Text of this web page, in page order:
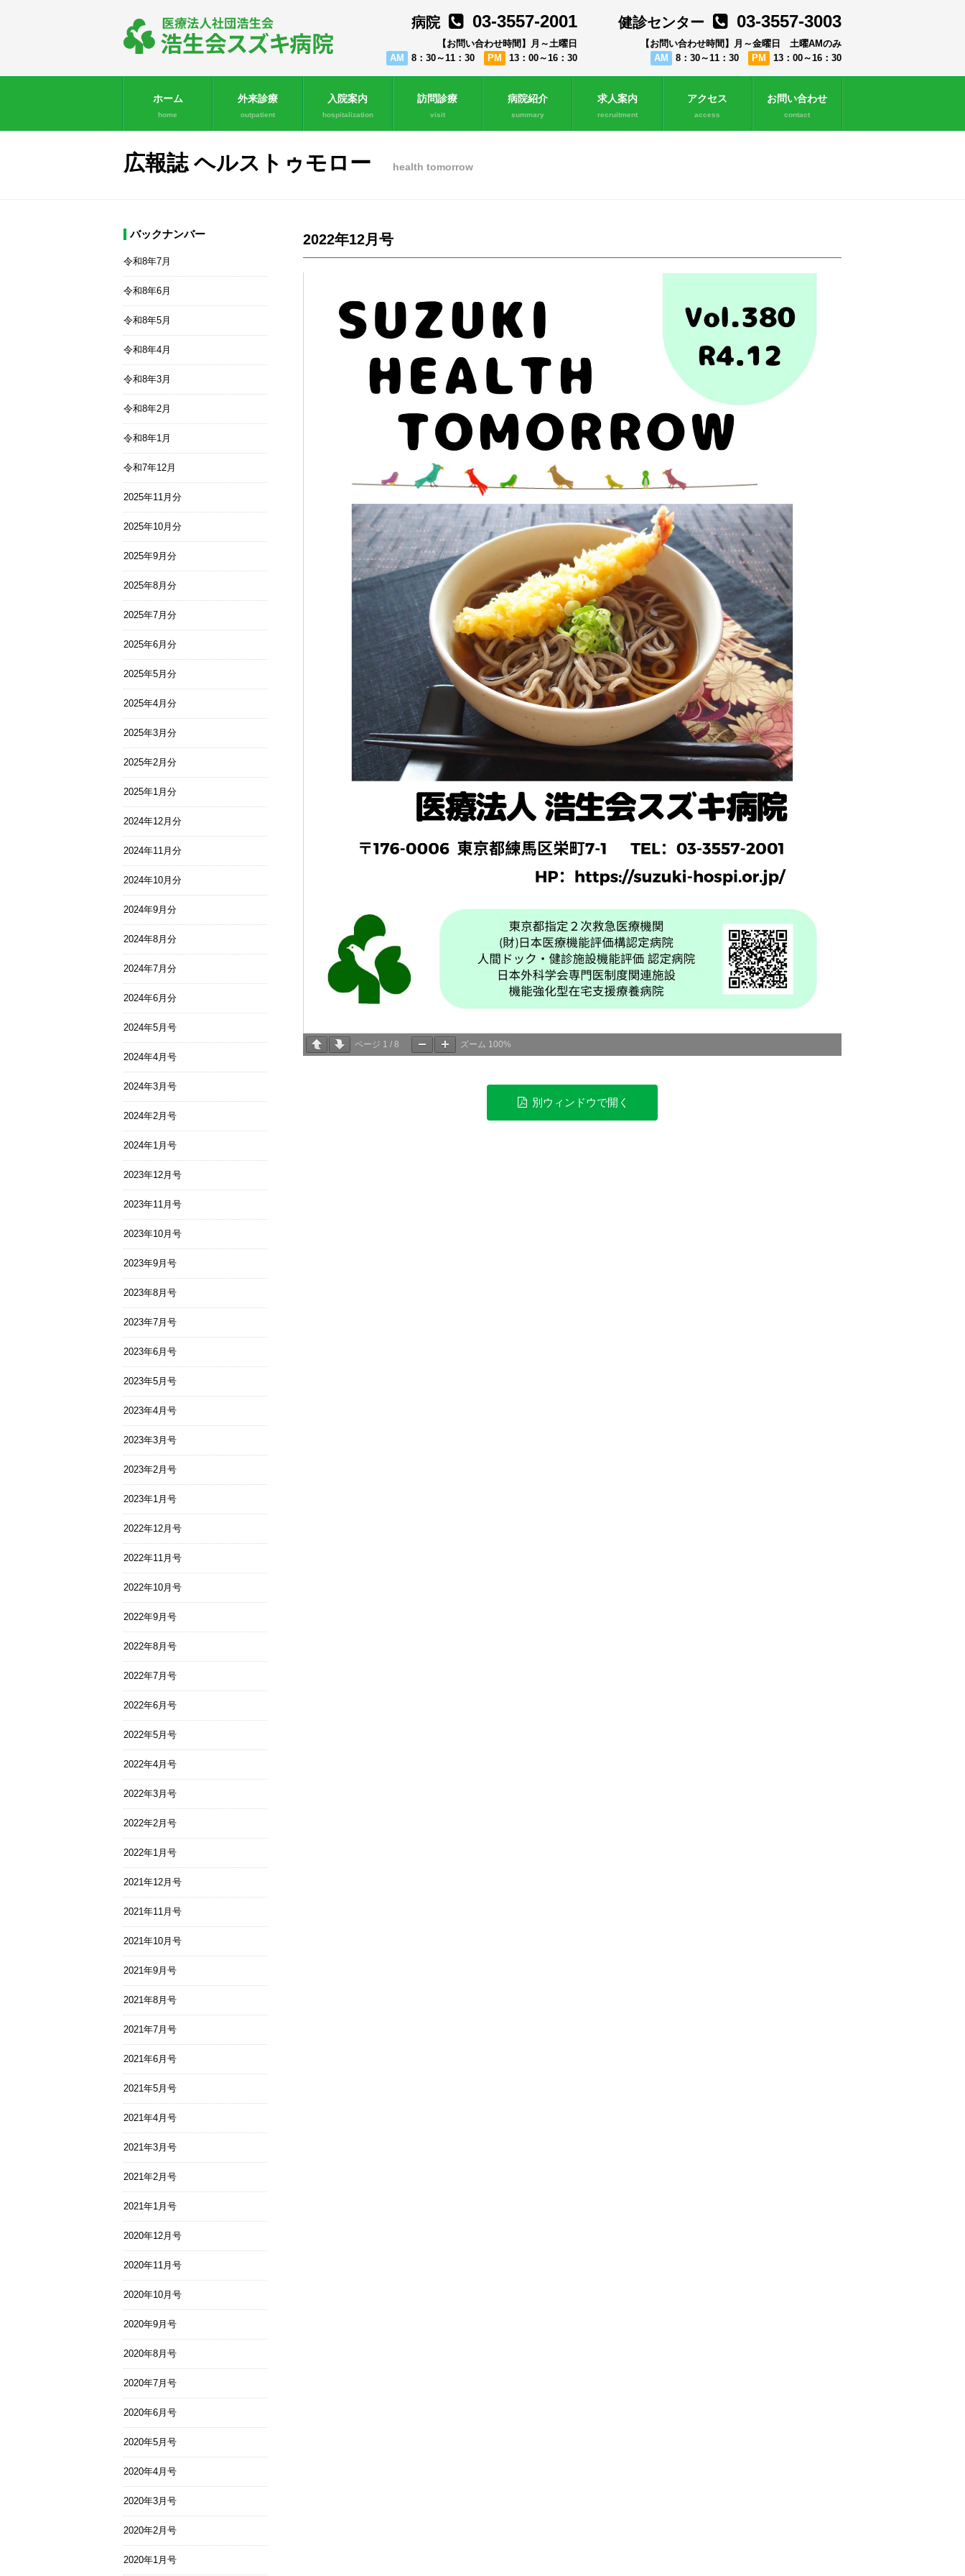
病院 03-3557-2001
【お問い合わせ時間】月～土曜日
AM
8：30～11：30 PM 13：00～16：30
健診センター 03-3557-3003
【お問い合わせ時間】月～金曜日 土曜AMのみ
AM
8：30～11：30 PM 13：00～16：30
ホーム
home
外来診療
outpatient
入院案内
hospitalization
訪問診療
visit
病院紹介
summary
求人案内
recruitment
アクセス
access
お問い合わせ
contact
広報誌 ヘルストゥモロー health tomorrow
2022年12月号
ページ 1 / 8 ズーム 100%
別ウィンドウで開く
バックナンバー
令和8年7月
令和8年6月
令和8年5月
令和8年4月
令和8年3月
令和8年2月
令和8年1月
令和7年12月
2025年11月分
2025年10月分
2025年9月分
2025年8月分
2025年7月分
2025年6月分
2025年5月分
2025年4月分
2025年3月分
2025年2月分
2025年1月分
2024年12月分
2024年11月分
2024年10月分
2024年9月分
2024年8月分
2024年7月分
2024年6月分
2024年5月号
2024年4月号
2024年3月号
2024年2月号
2024年1月号
2023年12月号
2023年11月号
2023年10月号
2023年9月号
2023年8月号
2023年7月号
2023年6月号
2023年5月号
2023年4月号
2023年3月号
2023年2月号
2023年1月号
2022年12月号
2022年11月号
2022年10月号
2022年9月号
2022年8月号
2022年7月号
2022年6月号
2022年5月号
2022年4月号
2022年3月号
2022年2月号
2022年1月号
2021年12月号
2021年11月号
2021年10月号
2021年9月号
2021年8月号
2021年7月号
2021年6月号
2021年5月号
2021年4月号
2021年3月号
2021年2月号
2021年1月号
2020年12月号
2020年11月号
2020年10月号
2020年9月号
2020年8月号
2020年7月号
2020年6月号
2020年5月号
2020年4月号
2020年3月号
2020年2月号
2020年1月号